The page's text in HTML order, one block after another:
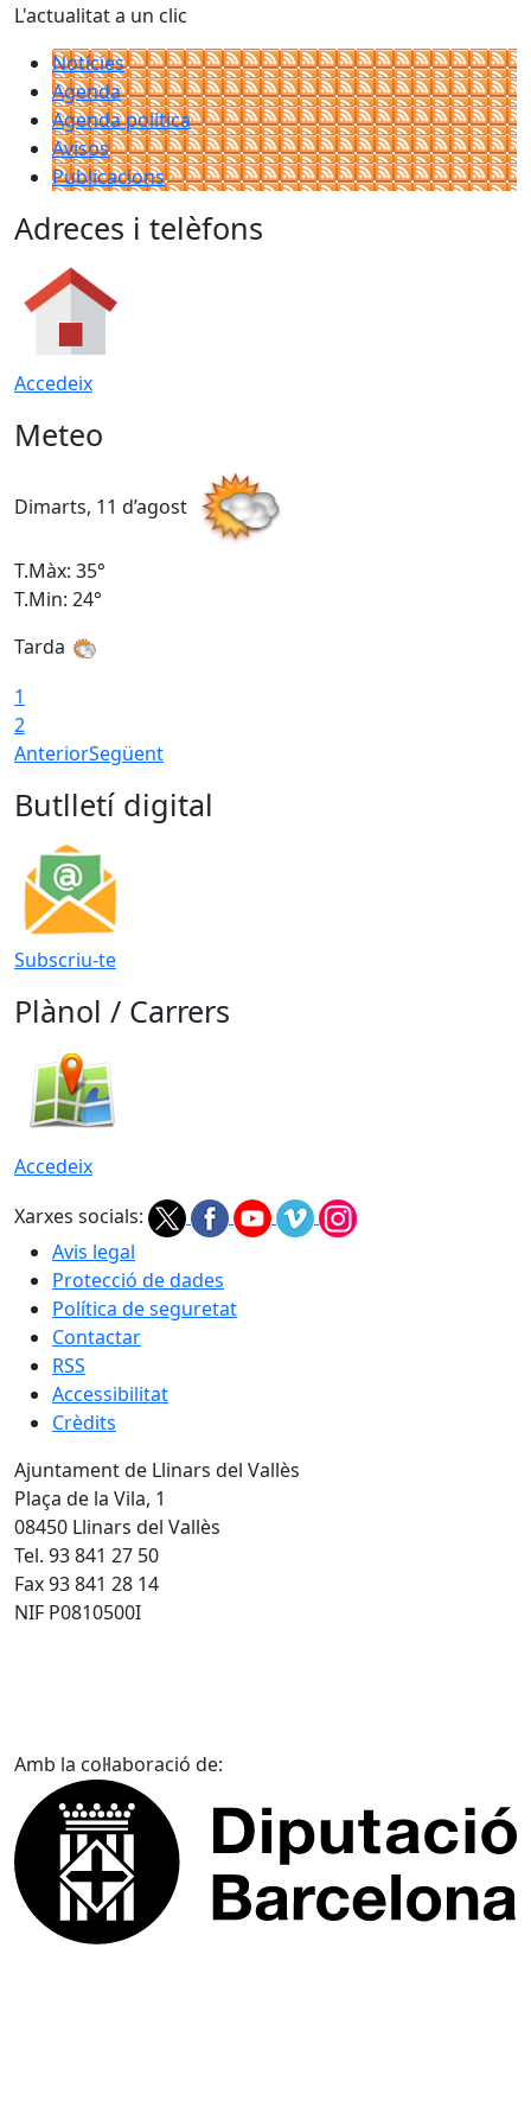
L'actualitat a un clic
Notícies
Agenda
Agenda política
Avisos
Publicacions
Adreces i telèfons
Accedeix
Meteo
Dimarts, 11 d’agost
T.Màx: 35°
T.Min: 24°
Tarda
1
2
AnteriorSegüent
Butlletí digital
Subscriu-te
Plànol / Carrers
Accedeix
Xarxes socials:
Avis legal
Protecció de dades
Política de seguretat
Contactar
RSS
Accessibilitat
Crèdits
Ajuntament de Llinars del Vallès
Plaça de la Vila, 1
08450 Llinars del Vallès
Tel. 93 841 27 50
Fax 93 841 28 14
NIF P0810500I
Amb la col·laboració de: